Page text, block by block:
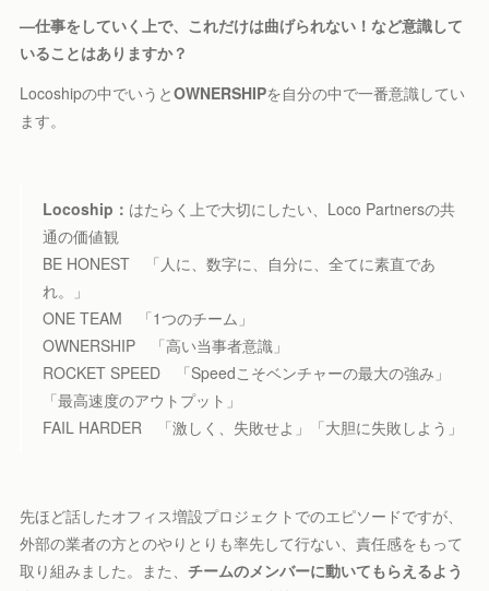
—仕事をしていく上で、これだけは曲げられない！など意識して
いることはありますか？
Locoshipの中でいうとOWNERSHIPを自分の中で一番意識してい
ます。
Locoship： はたらく上で大切にしたい、Loco Partnersの共
通の価値観
BE HONEST 「人に、数字に、自分に、全てに素直であ
れ。」
ONE TEAM 「1つのチーム」
OWNERSHIP 「高い当事者意識」
ROCKET SPEED 「Speedこそベンチャーの最大の強み」
「最高速度のアウトプット」
FAIL HARDER 「激しく、失敗せよ」「大胆に失敗しよう」
先ほど話したオフィス増設プロジェクトでのエピソードですが、
外部の業者の方とのやりとりも率先して行ない、責任感をもって
取り組みました。また、チームのメンバーに動いてもらえるよう